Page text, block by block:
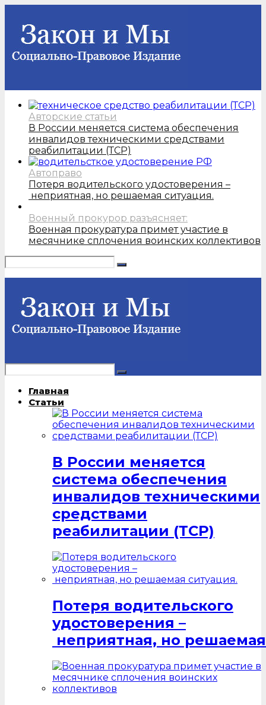
Авторские статьи
В России меняется система обеспечения
инвалидов техническими средствами
реабилитации (ТСР)
Автоправо
Потеря водительского удостоверения –
неприятная, но решаемая ситуация.
Военный прокурор разъясняет:
Военная прокуратура примет участие в
месячнике сплочения воинских коллективов
Главная
Статьи
В России меняется
система обеспечения
инвалидов техническими
средствами
реабилитации (ТСР)
Потеря водительского
удостоверения –
неприятная, но